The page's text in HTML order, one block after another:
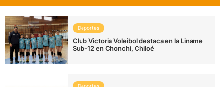
Deportes
Club Victoria Voleibol destaca en la Liname
Sub-12 en Chonchi, Chiloé
Deportes